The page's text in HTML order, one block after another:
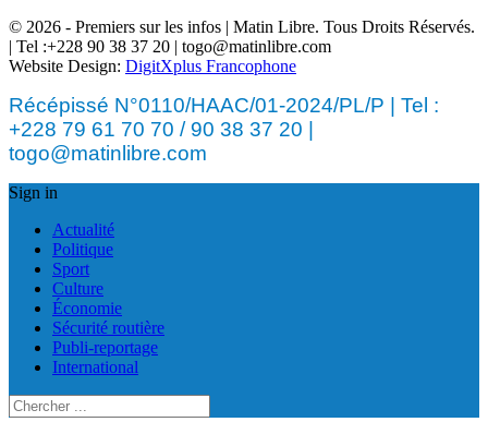
© 2026 - Premiers sur les infos | Matin Libre. Tous Droits Réservés.
| Tel :+228 90 38 37 20 | togo@matinlibre.com
Website Design: DigitXplus Francophone
Récépissé N°0110/HAAC/01-2024/PL/P | Tel :
+228 79 61 70 70 / 90 38 37 20 |
togo@matinlibre.com
Sign in
Actualité
Politique
Sport
Culture
Économie
Sécurité routière
Publi-reportage
International